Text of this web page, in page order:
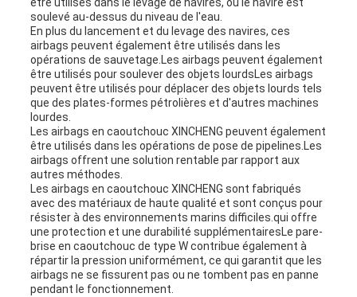
être utilisés dans le levage de navires, où le navire est
soulevé au-dessus du niveau de l'eau.
En plus du lancement et du levage des navires, ces
airbags peuvent également être utilisés dans les
opérations de sauvetage.Les airbags peuvent également
être utilisés pour soulever des objets lourdsLes airbags
peuvent être utilisés pour déplacer des objets lourds tels
que des plates-formes pétrolières et d'autres machines
lourdes.
Les airbags en caoutchouc XINCHENG peuvent également
être utilisés dans les opérations de pose de pipelines.Les
airbags offrent une solution rentable par rapport aux
autres méthodes.
Les airbags en caoutchouc XINCHENG sont fabriqués
avec des matériaux de haute qualité et sont conçus pour
résister à des environnements marins difficiles.qui offre
une protection et une durabilité supplémentairesLe pare-
brise en caoutchouc de type W contribue également à
répartir la pression uniformément, ce qui garantit que les
airbags ne se fissurent pas ou ne tombent pas en panne
pendant le fonctionnement.